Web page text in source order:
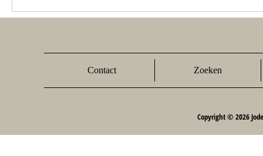
Contact Zoeken
Copyright © 2026